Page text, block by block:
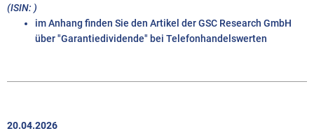
(ISIN: )
im Anhang finden Sie den Artikel der GSC Research GmbH
über "Garantiedividende" bei Telefonhandelswerten
20.04.2026